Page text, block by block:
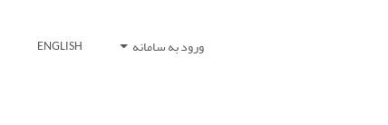
ورود به سامانه ENGLISH